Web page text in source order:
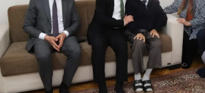
İLÇELER
RESMİ İLANLAR
KÜLTÜR